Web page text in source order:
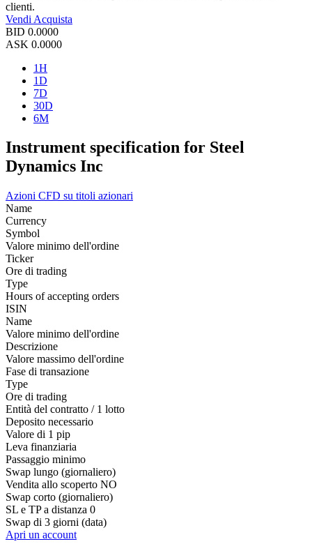
clienti.
Vendi Acquista
BID 0.0000
ASK 0.0000
1H
1D
7D
30D
6M
Instrument specification for Steel
Dynamics Inc
Azioni CFD su titoli azionari
Name
Currency
Symbol
Valore minimo dell'ordine
Ticker
Ore di trading
Type
Hours of accepting orders
ISIN
Name
Valore minimo dell'ordine
Descrizione
Valore massimo dell'ordine
Fase di transazione
Type
Ore di trading
Entità del contratto / 1 lotto
Deposito necessario
Valore di 1 pip
Leva finanziaria
Passaggio minimo
Swap lungo (giornaliero)
Vendita allo scoperto NO
Swap corto (giornaliero)
SL e TP a distanza 0
Swap di 3 giorni (data)
Apri un account